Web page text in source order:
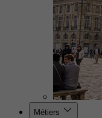
Métiers